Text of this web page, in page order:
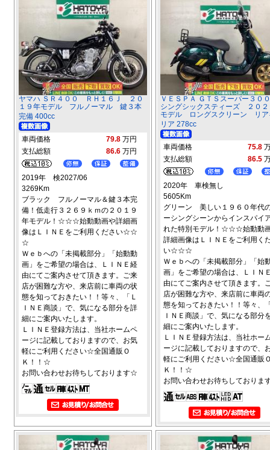
ヤマハ ＳＲ４００ ＲＨ１６Ｊ ２０
１９年モデル フルノーマル 鍵３本
完備 400cc
車両価格 79.8 万円
支払総額
86.6 万円
2019年 検2027/06
3269Km
ブラック フルノーマル＆鍵３本完
備！低走行３２６９ｋｍの２０１９
年モデル！☆☆☆始動動画や詳細画
像はＬＩＮＥをご利用ください☆☆
☆
Ｗｅｂへの「未掲載部分」「始動動
画」をご希望の場合は、ＬＩＮＥ経
由にてご案内させて頂きます。ご来
店が困難な方や、来店前に車両の状
態を知っておきたい！！等々、「Ｌ
ＩＮＥ商談」で、気になる部分を詳
細にご案内いたします。
ＬＩＮＥ登録方法は、当社ホームペ
ージに記載しておりますので、お気
軽にご利用ください☆全国通販Ｏ
Ｋ！！☆
お問い合わせお待ちしております☆
ＶＥＳＰＡ ＧＴＳスーパー３０
シングシックスティーズ ２０２
モデル ロングスクリーン リア
リア 278cc
車両価格 75.8
支払総額
86.5
2020年 車検無し
5605Km
グリーン 美しい１９６０年代
ーシングシーンからインスパイ
れた特別モデル！☆☆☆始動動
詳細画像はＬＩＮＥをご利用く
い☆☆☆
Ｗｅｂへの「未掲載部分」「始
画」をご希望の場合は、ＬＩＮ
由にてご案内させて頂きます。
店が困難な方や、来店前に車両
態を知っておきたい！！等々、
ＩＮＥ商談」で、気になる部分
細にご案内いたします。
ＬＩＮＥ登録方法は、当社ホー
ージに記載しておりますので、
軽にご利用ください☆全国通販
Ｋ！！☆
お問い合わせお待ちしておりま